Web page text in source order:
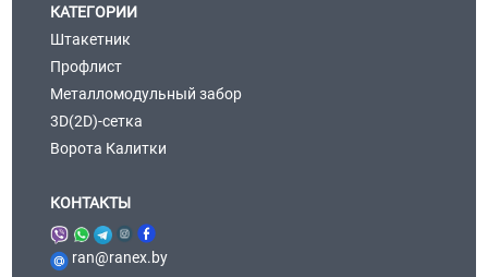
КАТЕГОРИИ
Штакетник
Профлист
Металломодульный забор
3D(2D)-сетка
Ворота Калитки
КОНТАКТЫ
ran@ranex.by